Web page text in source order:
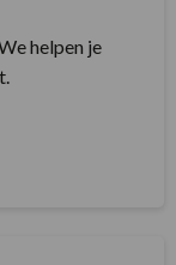
helpen je